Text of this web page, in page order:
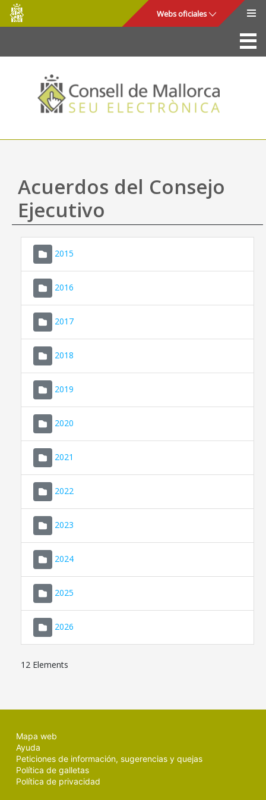
Saltar al contenido principal
Consell
de
Mallorca
Webs oficiales
La Sede
Consejo de Mallorca
Acceso y seguridad
Utilidades
Mapa web
Ayuda
Acuerdos del Consejo
Ejecutivo
2015
2016
2017
2018
2019
2020
2021
2022
2023
2024
2025
2026
12 Elements
Mapa web
Ayuda
Peticiones de información, sugerencias y quejas
Política de galletas
Política de privacidad